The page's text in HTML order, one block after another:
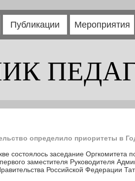
Публикации Мероприятия
определило приоритеты в
состоялось заседание Оргкомитета
заместителя Руководителя
Российской Федерации